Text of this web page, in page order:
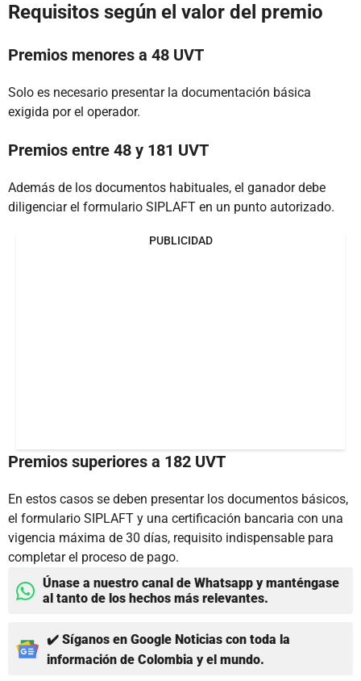
Requisitos según el valor del premio
Premios menores a 48 UVT
Solo es necesario presentar la documentación básica
exigida por el operador.
Premios entre 48 y 181 UVT
Además de los documentos habituales, el ganador debe
diligenciar el formulario SIPLAFT en un punto autorizado.
PUBLICIDAD
Premios superiores a 182 UVT
En estos casos se deben presentar los documentos básicos,
el formulario SIPLAFT y una certificación bancaria con una
vigencia máxima de 30 días, requisito indispensable para
completar el proceso de pago.
Únase a nuestro canal de Whatsapp y manténgase
al tanto de los hechos más relevantes.
✔️ Síganos en Google Noticias con toda la
información de Colombia y el mundo.